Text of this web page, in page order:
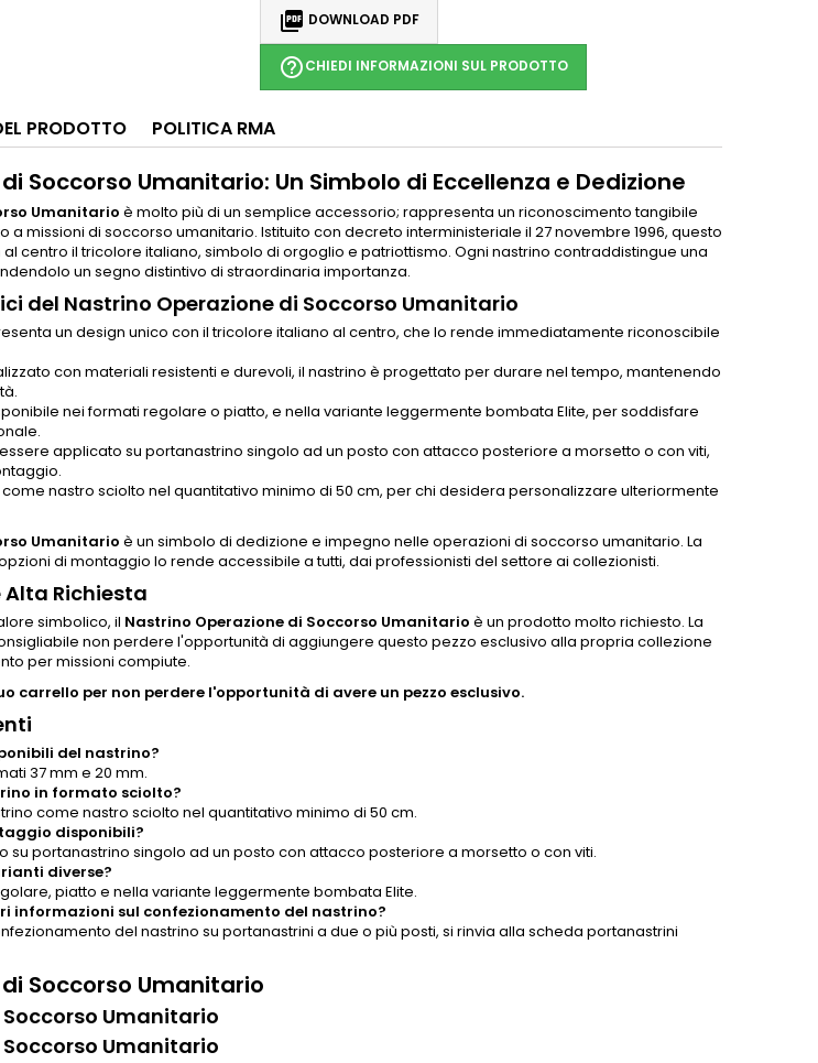
 DOWNLOAD PDF
help_outlineCHIEDI INFORMAZIONI SUL PRODOTTO
PRODOTTO POLITICA RMA
Soccorso Umanitario: Un Simbolo di Eccellenza e Dedizione
Umanitario è molto più di un semplice accessorio; rappresenta un riconoscimento tangibile
missioni di soccorso umanitario. Istituito con decreto interministeriale il 27 novembre 1996, questo
centro il tricolore italiano, simbolo di orgoglio e patriottismo. Ogni nastrino contraddistingue una
un segno distintivo di straordinaria importanza.
del Nastrino Operazione di Soccorso Umanitario
un design unico con il tricolore italiano al centro, che lo rende immediatamente riconoscibile
con materiali resistenti e durevoli, il nastrino è progettato per durare nel tempo, mantenendo
nei formati regolare o piatto, e nella variante leggermente bombata Elite, per soddisfare
applicato su portanastrino singolo ad un posto con attacco posteriore a morsetto o con viti,
nastro sciolto nel quantitativo minimo di 50 cm, per chi desidera personalizzare ulteriormente
Umanitario è un simbolo di dedizione e impegno nelle operazioni di soccorso umanitario. La
di montaggio lo rende accessibile a tutti, dai professionisti del settore ai collezionisti.
Richiesta
simbolico, il Nastrino Operazione di Soccorso Umanitario è un prodotto molto richiesto. La
non perdere l'opportunità di aggiungere questo pezzo esclusivo alla propria collezione
per missioni compiute.
carrello per non perdere l'opportunità di avere un pezzo esclusivo.
del nastrino?
37 mm e 20 mm.
in formato sciolto?
come nastro sciolto nel quantitativo minimo di 50 cm.
disponibili?
su portanastrino singolo ad un posto con attacco posteriore a morsetto o con viti.
diverse?
piatto e nella variante leggermente bombata Elite.
informazioni sul confezionamento del nastrino?
del nastrino su portanastrini a due o più posti, si rinvia alla scheda portanastrini
Soccorso Umanitario
Umanitario
Umanitario